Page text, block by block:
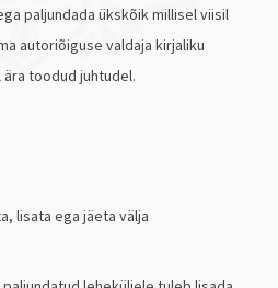
paljundada ükskõik millisel viisil
autoriõiguse valdaja kirjaliku
toodud juhtudel.
lisata ega jäeta välja